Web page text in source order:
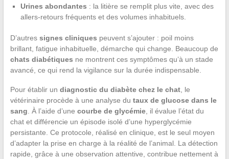
Urines abondantes : la litière se remplit plus vite, avec des
allers-retours fréquents et des volumes inhabituels.
D’autres signes cliniques peuvent s’ajouter : poil moins
brillant, fatigue inhabituelle, démarche qui change. Beaucoup de
chats diabétiques ne montrent ces symptômes qu’à un stade
avancé, ce qui rend la vigilance sur la durée indispensable.
Pour établir un diagnostic du diabète chez le chat, le
vétérinaire procède à une analyse du taux de glucose dans le
sang . À l’aide d’une courbe de glycémie, il évalue l’état du
chat et différencie un épisode isolé d’une hyperglycémie
persistante. Ce protocole, réalisé en clinique, est le seul moyen
d’adapter la prise en charge à la réalité de l’animal. La détection
rapide, grâce à une observation attentive, contribue nettement à